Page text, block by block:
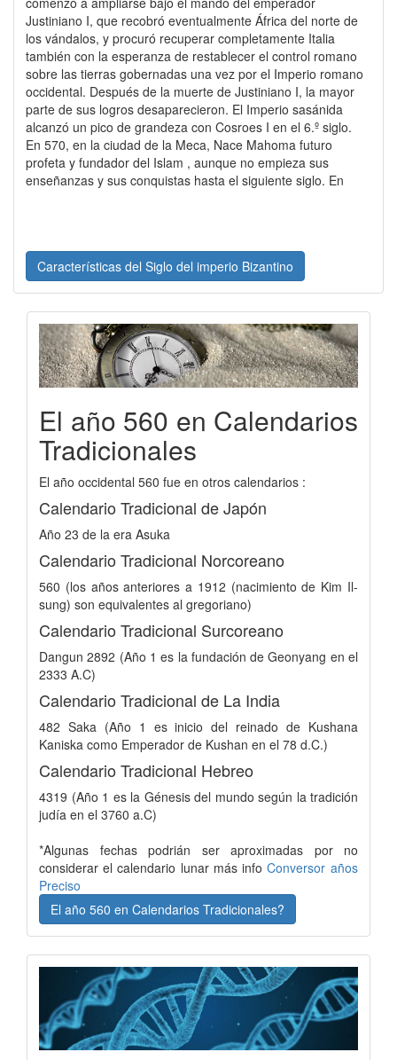
Justiniano I, que recobró eventualmente África del norte de
los vándalos, y procuró recuperar completamente Italia
también con la esperanza de restablecer el control romano
sobre las tierras gobernadas una vez por el Imperio romano
occidental. Después de la muerte de Justiniano I, la mayor
parte de sus logros desaparecieron. El Imperio sasánida
alcanzó un pico de grandeza con Cosroes I en el 6.º siglo.
En 570, en la ciudad de la Meca, Nace Mahoma futuro
profeta y fundador del Islam , aunque no empieza sus
enseñanzas y sus conquistas hasta el siguiente siglo. En
Características del Siglo del imperio Bizantino
El año 560 en Calendarios
Tradicionales
El año occidental 560 fue en otros calendarios :
Calendario Tradicional de Japón
Año 23 de la era Asuka
Calendario Tradicional Norcoreano
560 (los años anteriores a 1912 (nacimiento de Kim Il-
sung) son equivalentes al gregoriano)
Calendario Tradicional Surcoreano
Dangun 2892 (Año 1 es la fundación de Geonyang en el
2333 A.C)
Calendario Tradicional de La India
482 Saka (Año 1 es inicio del reinado de Kushana
Kaniska como Emperador de Kushan en el 78 d.C.)
Calendario Tradicional Hebreo
4319 (Año 1 es la Génesis del mundo según la tradición
judía en el 3760 a.C)
*Algunas fechas podrián ser aproximadas por no
considerar el calendario lunar más info Conversor años
Preciso
El año 560 en Calendarios Tradicionales?